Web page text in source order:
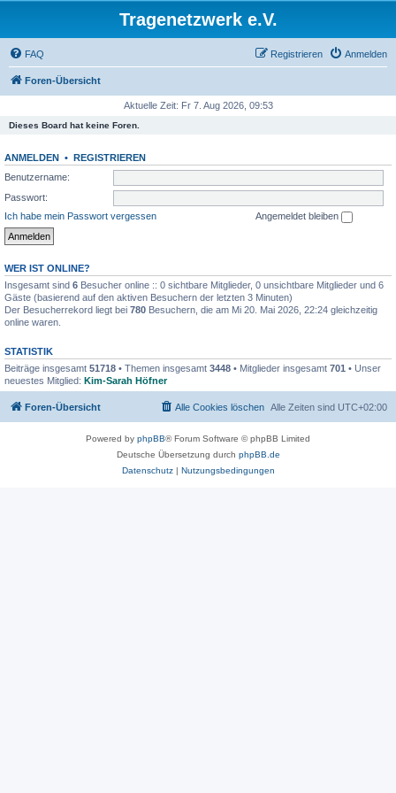
Tragenetzwerk e.V.
FAQ Anmelden
Registrieren
Foren-Übersicht
Aktuelle Zeit: Fr 7. Aug 2026, 09:53
Dieses Board hat keine Foren.
ANMELDEN • REGISTRIEREN
Benutzername:
Passwort:
Ich habe mein Passwort vergessen
Angemeldet bleiben
WER IST ONLINE?
Insgesamt sind 6 Besucher online :: 0 sichtbare Mitglieder, 0 unsichtbare Mitglieder und 6
Gäste (basierend auf den aktiven Besuchern der letzten 3 Minuten)
Der Besucherrekord liegt bei 780 Besuchern, die am Mi 20. Mai 2026, 22:24 gleichzeitig
online waren.
STATISTIK
Beiträge insgesamt 51718 • Themen insgesamt 3448 • Mitglieder insgesamt 701 • Unser
neuestes Mitglied: Kim-Sarah Höfner
Foren-Übersicht Alle Zeiten sind UTC+02:00
Alle Cookies löschen
Powered by phpBB® Forum Software © phpBB Limited
Deutsche Übersetzung durch phpBB.de
Datenschutz| Nutzungsbedingungen